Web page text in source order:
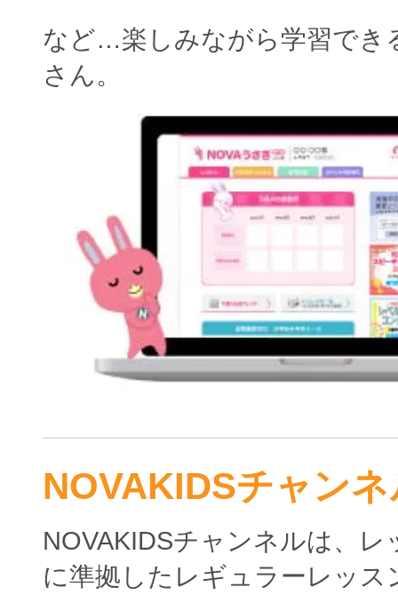
など…楽しみながら学習でき
さん。
NOVAKIDSチャン
NOVAKIDSチャンネルは、
に準拠したレギュラーレッス